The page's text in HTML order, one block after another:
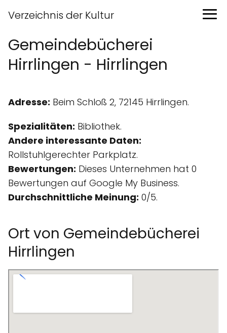
Verzeichnis der Kultur
Gemeindebücherei
Hirrlingen - Hirrlingen
Adresse: Beim Schloß 2, 72145 Hirrlingen.
Spezialitäten: Bibliothek.
Andere interessante Daten:
Rollstuhlgerechter Parkplatz.
Bewertungen: Dieses Unternehmen hat 0
Bewertungen auf Google My Business.
Durchschnittliche Meinung: 0/5.
Ort von Gemeindebücherei
Hirrlingen